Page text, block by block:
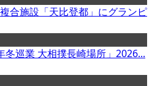
合施設「天比登都」にグランピ
冬巡業 大相撲長崎場所」2026...